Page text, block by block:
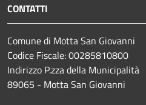
CONTATTI
Comune di Motta San Giovanni
Codice Fiscale: 00285810800
Indirizzo P.zza della Municipalità
89065 - Motta San Giovanni